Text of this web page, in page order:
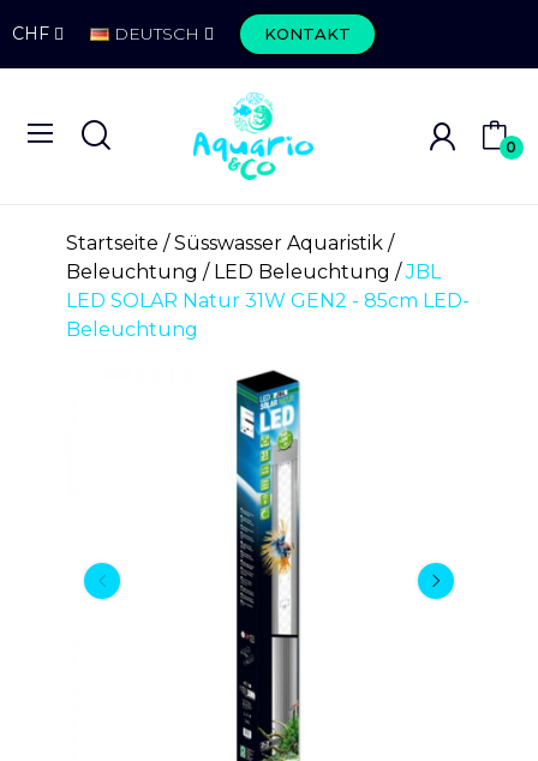
CHF DEUTSCH KONTAKT
0
Startseite
Süsswasser Aquaristik
Beleuchtung
LED Beleuchtung
JBL
LED SOLAR Natur 31W GEN2 - 85cm LED-
Beleuchtung